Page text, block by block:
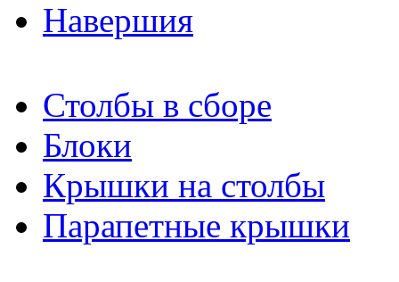
Навершия
Столбы в сборе
Блоки
Крышки на столбы
Парапетные крышки